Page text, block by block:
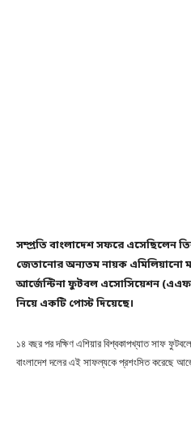
সম্প্রতি বাংলাদেশ সফরে এসেছিলেন
জেতানোর অন্যতম নায়ক এমিলিয়ানো
আর্জেন্টিনা ফুটবল এসোসিয়েশন
নিয়ে একটি পোস্ট দিয়েছে।
১৪ বছর পর দক্ষিণ এশিয়ার বিশ্বকাপখ্যাত সাফ
বাংলাদেশ দলের এই সাফল্যকে প্রশংসিত করেছে